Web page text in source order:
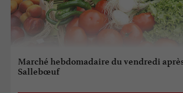
Marché hebdomadaire du vendredi
Sallebœuf